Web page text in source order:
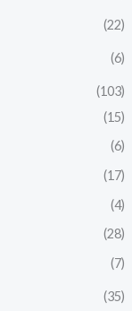
(22)
(6)
(103)
(15)
(6)
(17)
(4)
(28)
(7)
(35)